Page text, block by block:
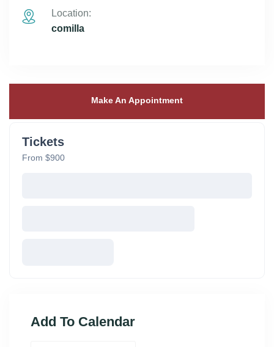
Location:
comilla
Make An Appointment
Tickets
From $900
Add To Calendar